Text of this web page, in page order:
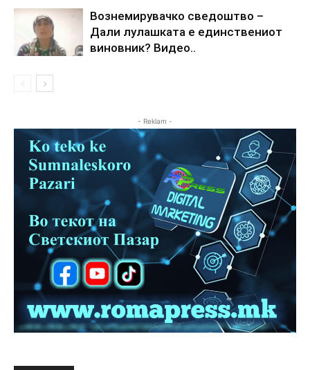
Вознемирувачко сведоштво –
Дали лулашката е единствениот
виновник? Видео..
- Reklam -